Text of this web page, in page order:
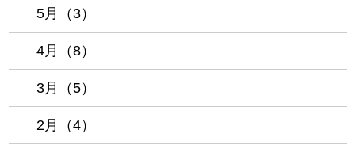
5月（3）
4月（8）
3月（5）
2月（4）